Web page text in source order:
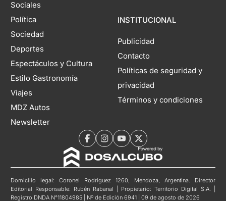
Sociales
Política
Sociedad
Deportes
Espectáculos y Cultura
Estilo Gastronomía
Viajes
MDZ Autos
Newsletter
INSTITUCIONAL
Publicidad
Contacto
Políticas de seguridad y
privacidad
Términos y condiciones
Domicilio legal: Coronel Rodríguez 1260, Mendoza, Argentina. Director
Editorial Responsable: Rubén Rabanal | Propietario: Territorio Digital S.A. |
Registro DNDA N°11804985 | Nº de Edición 6941 | 09 de agosto de 2026